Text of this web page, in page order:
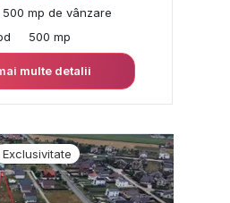
mp de vânzare
500 mp
multe detalii
Exclusivitate